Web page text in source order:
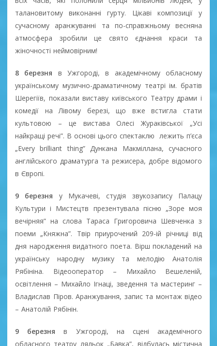
талановитому виконанні гурту. Цікаві композиції у
сучасному аранжуванні та по-справжньому весняна
атмосфера зробили це свято єднання краси та
жіночності неймовірним!
8 березня в Ужгороді, в академічному обласному
українському музично-драматичному театрі ім. братів
Шерегіїв, показали виставу київського Театру драми і
комедії на Лівому березі, що вже встигла стати
культовою – це вистава Олесі Жураківської „Усі
найкращі речі”. В основі цього спектаклю лежить п’єса
„Every brilliant thing” Дункана Макміллана, сучасного
англійського драматурга та режисера, добре відомого
в Європі.
9 березня у Мукачеві, студія звукозапису Палацу
Культури і Мистецтв презентувала пісню „Зоре моя
вечірняя” на слова Тараса Григоровича Шевченка з
поеми „Княжна”. Твір приурочений 209-ій річниці від
дня народження видатного поета. Вірш покладений на
українську народну музику та мелодію Анатолія
Рябініна. Відеооператор – Михайло Вешеленій,
освітлення – Михайло Ігнаці, зведення та мастеринг –
Владислав Піров. Аранжування, запис та монтаж відео
– Анатолій Рябінін.
9 березняв Ужгороді, на сцені академічного
обласного театру ляльок „Бавка”, відбулась містична